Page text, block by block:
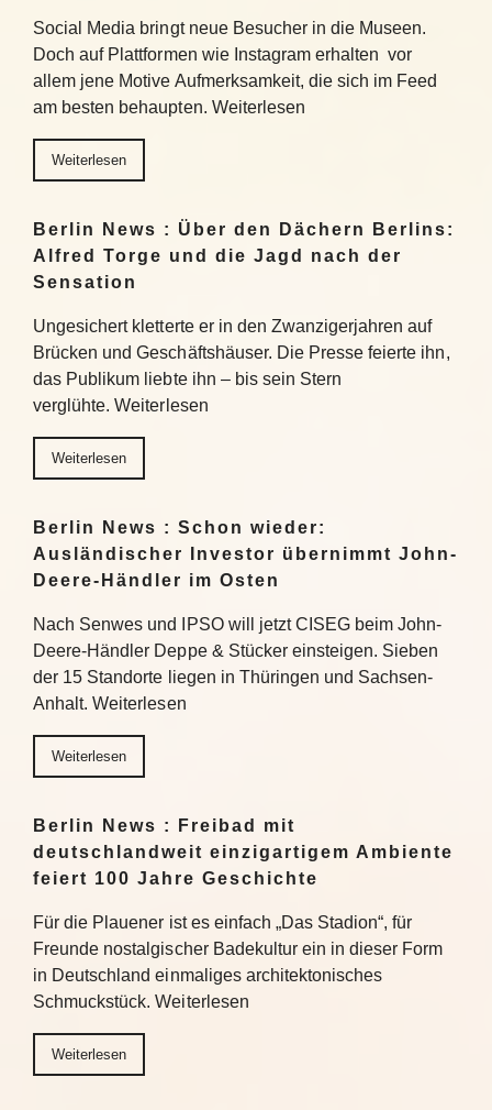
Social Media bringt neue Besucher in die Museen.
Doch auf Plattformen wie Instagram erhalten vor
allem jene Motive Aufmerksamkeit, die sich im Feed
am besten behaupten. Weiterlesen
Weiterlesen
Berlin News : Über den Dächern Berlins:
Alfred Torge und die Jagd nach der
Sensation
Ungesichert kletterte er in den Zwanzigerjahren auf
Brücken und Geschäftshäuser. Die Presse feierte ihn,
das Publikum liebte ihn – bis sein Stern
verglühte. Weiterlesen
Weiterlesen
Berlin News : Schon wieder:
Ausländischer Investor übernimmt John-
Deere-Händler im Osten
Nach Senwes und IPSO will jetzt CISEG beim John-
Deere-Händler Deppe & Stücker einsteigen. Sieben
der 15 Standorte liegen in Thüringen und Sachsen-
Anhalt. Weiterlesen
Weiterlesen
Berlin News : Freibad mit
deutschlandweit einzigartigem Ambiente
feiert 100 Jahre Geschichte
Für die Plauener ist es einfach „Das Stadion“, für
Freunde nostalgischer Badekultur ein in dieser Form
in Deutschland einmaliges architektonisches
Schmuckstück. Weiterlesen
Weiterlesen